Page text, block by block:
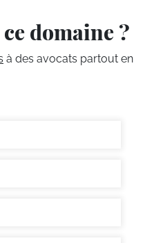
domaine ?
à des avocats partout en